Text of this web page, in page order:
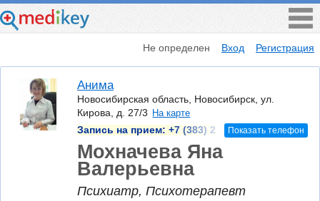
Не определен Вход Регистрация
Анима
Новосибирская область, Новосибирск, ул.
Кирова, д. 27/3 На карте
Запись на прием: +7 (383) 2 Показать телефон
Мохначева Яна
Валерьевна
Психиатр, Психотерапевт